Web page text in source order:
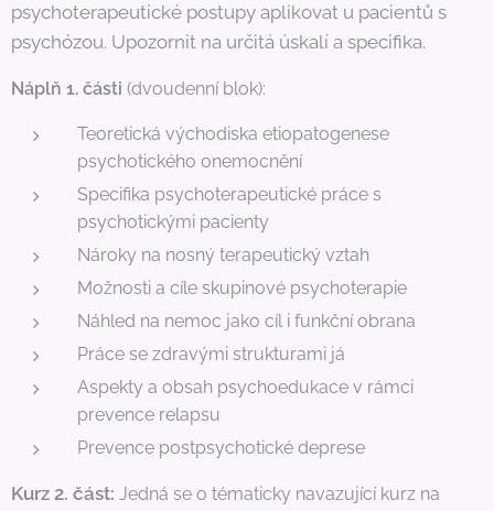
psychoterapeutické postupy aplikovat u pacientů s
psychózou. Upozornit na určitá úskalí a specifika.
Náplň 1. části (dvoudenní blok):
Teoretická východiska etiopatogenese
psychotického onemocnění
Specifika psychoterapeutické práce s
psychotickými pacienty
Nároky na nosný terapeutický vztah
Možnosti a cíle skupinové psychoterapie
Náhled na nemoc jako cíl i funkční obrana
Práce se zdravými strukturami já
Aspekty a obsah psychoedukace v rámci
prevence relapsu
Prevence postpsychotické deprese
Kurz 2. část: Jedná se o tématicky navazující kurz na